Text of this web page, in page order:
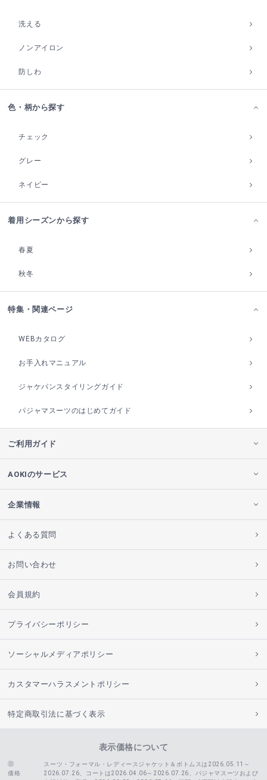
洗える
ノンアイロン
防しわ
色・柄から探す
チェック
グレー
ネイビー
着用シーズンから探す
春夏
秋冬
特集・関連ページ
WEBカタログ
お手入れマニュアル
ジャケパンスタイリングガイド
パジャマスーツのはじめてガイド
ご利用ガイド
AOKIのサービス
企業情報
よくある質問
お問い合わせ
会員規約
プライバシーポリシー
ソーシャルメディアポリシー
カスタマーハラスメントポリシー
特定商取引法に基づく表示
表示価格について
価格
スーツ・フォーマル・レディースジャケット＆ボトムスは2026.05.11～
2026.07.26、コートは2026.04.06～2026.07.26、
パジャマスーツおよび